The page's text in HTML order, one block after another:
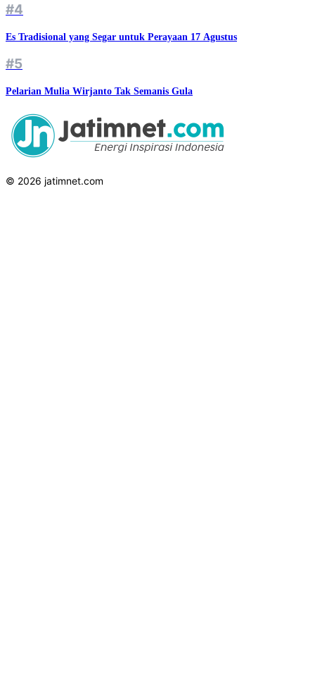
#4
Es Tradisional yang Segar untuk Perayaan 17 Agustus
#5
Pelarian Mulia Wirjanto Tak Semanis Gula
© 2026 jatimnet.com